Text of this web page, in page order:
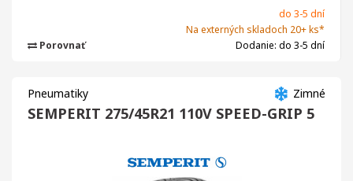
do 3-5 dní
Na externých skladoch 20+ ks*
Dodanie: do 3-5 dní
Porovnať
Zimné
Pneumatiky
SEMPERIT 275/45R21 110V SPEED-GRIP 5